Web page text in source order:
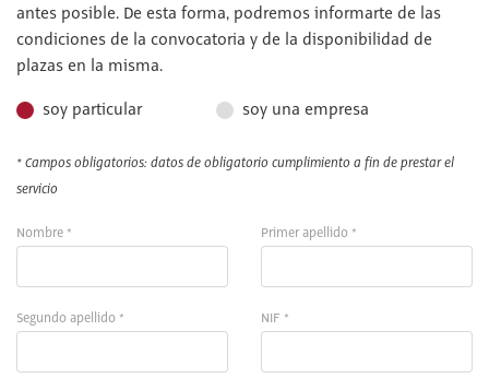
antes posible. De esta forma, podremos informarte de las
condiciones de la convocatoria y de la disponibilidad de
plazas en la misma.
soy particular soy una empresa
* Campos obligatorios: datos de obligatorio cumplimiento a fin de prestar el
servicio
Nombre * Primer apellido *
Segundo apellido * NIF *